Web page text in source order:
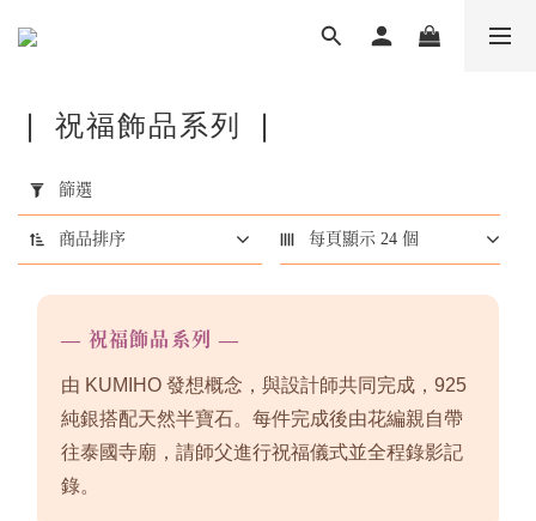
用
選
品
類
型
祝
福
飾
❘ 祝福飾品系列 ❘
篩選
商品排序 每頁顯示 24 個
— 祝福飾品系列 —
由 KUMIHO 發想概念，與設計師共同完成，925
純銀搭配天然半寶石。每件完成後由花編親自帶
往泰國寺廟，請師父進行祝福儀式並全程錄影記
錄。